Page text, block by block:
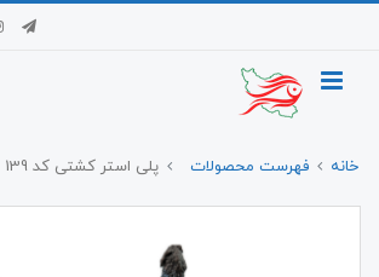
خانه فهرست محصولات پلی استر کشتی کد 139